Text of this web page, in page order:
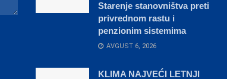
Starenje stanovništva preti
privrednom rastu i
penzionim sistemima
AVGUST 6, 2026
KLIMA NAJVEĆI LETNJI